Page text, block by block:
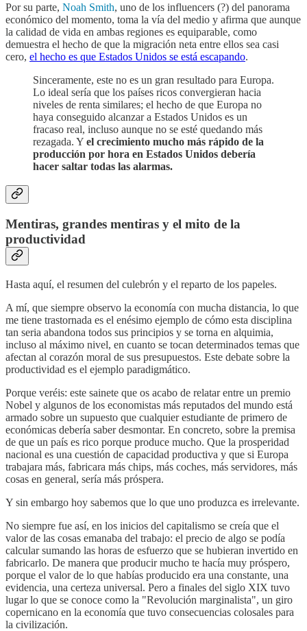
Por su parte, Noah Smith, uno de los influencers (?) del panorama
económico del momento, toma la vía del medio y afirma que aunque
la calidad de vida en ambas regiones es equiparable, como
demuestra el hecho de que la migración neta entre ellos sea casi
cero, el hecho es que Estados Unidos se está escapando.
Sinceramente, este no es un gran resultado para Europa.
Lo ideal sería que los países ricos convergieran hacia
niveles de renta similares; el hecho de que Europa no
haya conseguido alcanzar a Estados Unidos es un
fracaso real, incluso aunque no se esté quedando más
rezagada. Y el crecimiento mucho más rápido de la
producción por hora en Estados Unidos debería
hacer saltar todas las alarmas.
Mentiras, grandes mentiras y el mito de la
productividad
Hasta aquí, el resumen del culebrón y el reparto de los papeles.
A mí, que siempre observo la economía con mucha distancia, lo que
me tiene trastornada es el enésimo ejemplo de cómo esta disciplina
tan seria abandona todos sus principios y se torna en alquimia,
incluso al máximo nivel, en cuanto se tocan determinados temas que
afectan al corazón moral de sus presupuestos. Este debate sobre la
productividad es el ejemplo paradigmático.
Porque veréis: este sainete que os acabo de relatar entre un premio
Nobel y algunos de los economistas más reputados del mundo está
armado sobre un supuesto que cualquier estudiante de primero de
económicas debería saber desmontar. En concreto, sobre la premisa
de que un país es rico porque produce mucho. Que la prosperidad
nacional es una cuestión de capacidad productiva y que si Europa
trabajara más, fabricara más chips, más coches, más servidores, más
cosas en general, sería más próspera.
Y sin embargo hoy sabemos que lo que uno produzca es irrelevante.
No siempre fue así, en los inicios del capitalismo se creía que el
valor de las cosas emanaba del trabajo: el precio de algo se podía
calcular sumando las horas de esfuerzo que se hubieran invertido en
fabricarlo. De manera que producir mucho te hacía muy próspero,
porque el valor de lo que habías producido era una constante, una
evidencia, una certeza universal. Pero a finales del siglo XIX tuvo
lugar lo que se conoce como la "Revolución marginalista", un giro
copernicano en la economía que tuvo consecuencias colosales para
la civilización.